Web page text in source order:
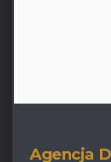
Agencja